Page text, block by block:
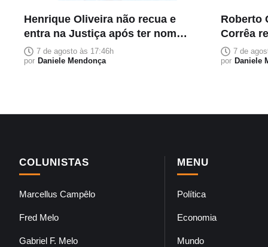
Henrique Oliveira não recua e
entra na Justiça após ter nome
retirado do PL na corrida ao
Senado
7 de agosto às 17:46h
por Daniele Mendonça
Roberto
Corrêa
reeleição
7 de
por Daniele
COLUNISTAS
Marcellus Campêlo
Fred Melo
Gabriel F. Melo
MENU
Política
Economia
Mundo